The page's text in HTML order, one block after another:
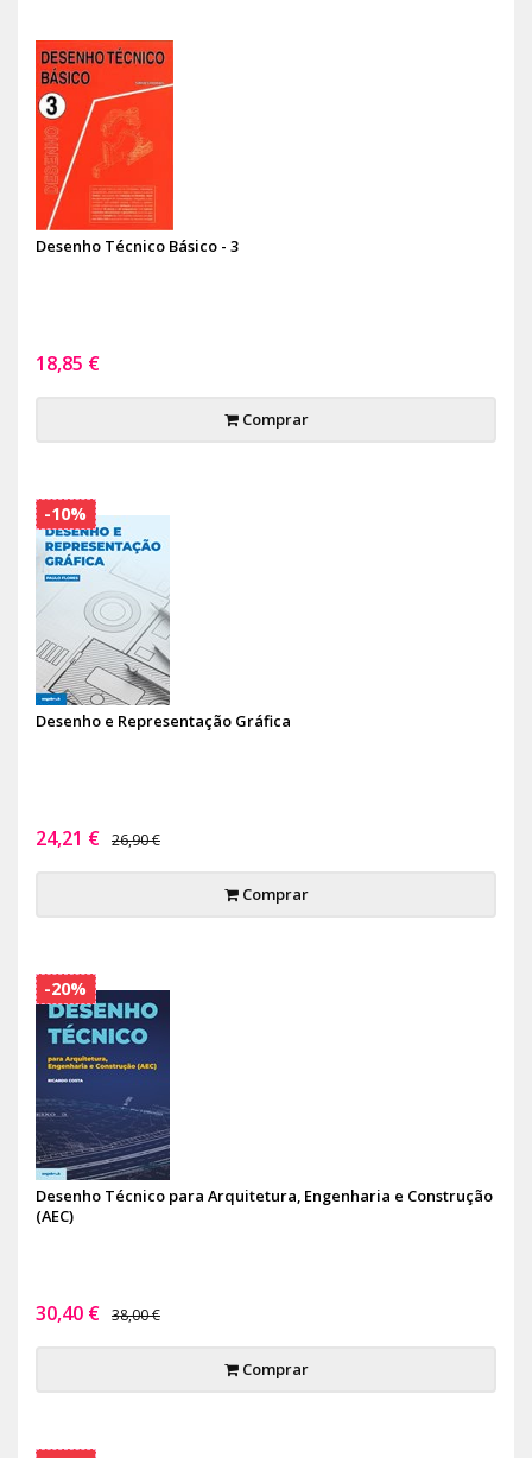
Desenho Técnico Básico - 3
18,85 €
Comprar
Desenho e Representação Gráfica
24,21 € 26,90 €
Comprar
-10%
Desenho Técnico para Arquitetura, Engenharia e Construção
(AEC)
30,40 € 38,00 €
Comprar
-20%